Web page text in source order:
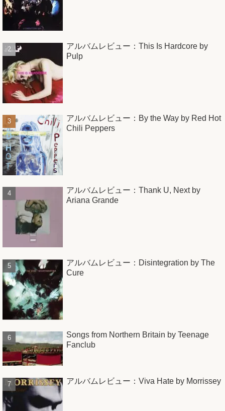
アルバムレビュー：This Is Hardcore by
Pulp
アルバムレビュー：By the Way by Red Hot
Chili Peppers
アルバムレビュー：Thank U, Next by
Ariana Grande
アルバムレビュー：Disintegration by The
Cure
Songs from Northern Britain by Teenage
Fanclub
アルバムレビュー：Viva Hate by Morrissey